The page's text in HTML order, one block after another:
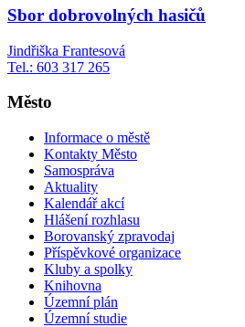
Sbor dobrovolných hasičů
Jindřiška Frantesová
Tel.: 603 317 265
Město
Informace o městě
Kontakty Město
Samospráva
Aktuality
Kalendář akcí
Hlášení rozhlasu
Borovanský zpravodaj
Příspěvkové organizace
Kluby a spolky
Knihovna
Územní plán
Územní studie